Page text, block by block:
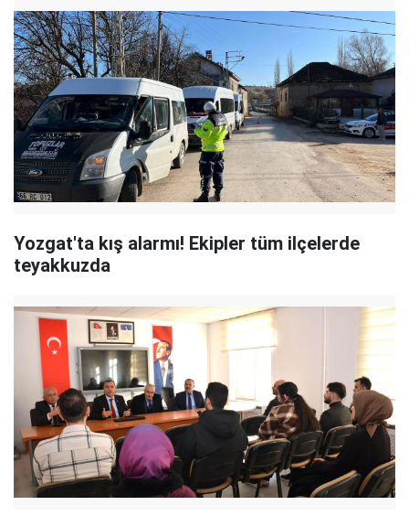
Yozgat'ta kış alarmı! Ekipler tüm ilçelerde
teyakkuzda